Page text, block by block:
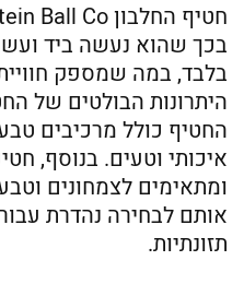
בכך שהוא נעשה ביד
בלבד, במה שמספק
היתרונות הבולטים של
החטיף כולל מרכיבים
איכותי וטעים. בנוסף,
ומתאימים לצמחונים
אותם לבחירה נהדרת
תזונתיות.